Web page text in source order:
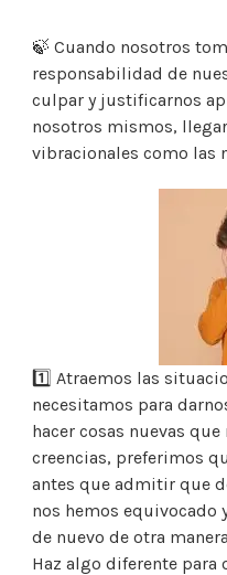
🍃 Cuando nosotros
responsabilidad de
culpar y justificarnos
nosotros mismos,
vibracionales como las
1️⃣ Atraemos las
necesitamos para
hacer cosas nuevas
creencias, preferimos
antes que admitir que
nos hemos equivocado
de nuevo de otra
Haz algo diferente para